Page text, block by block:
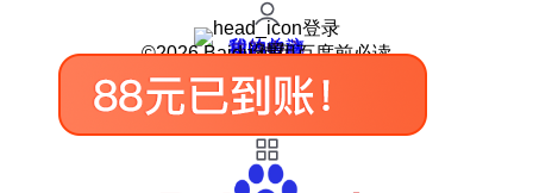
登录
我的关注
我的收藏
皮肤中心
用户反馈
设置
©2026 Baidu 使用百度前必读